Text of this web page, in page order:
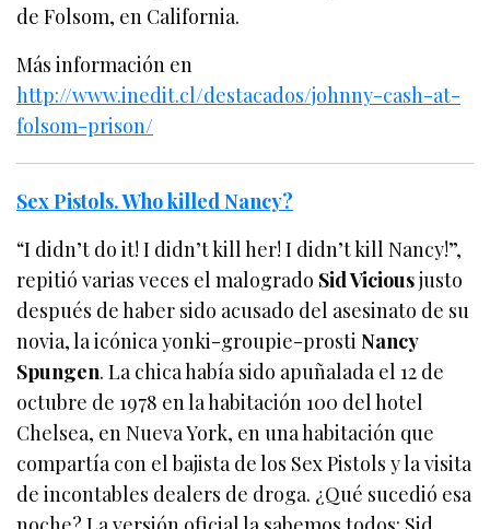
de Folsom, en California.
Más información en
http://www.inedit.cl/destacados/johnny-cash-at-
folsom-prison/
Sex Pistols. Who killed Nancy?
“I didn’t do it! I didn’t kill her! I didn’t kill Nancy!”,
repitió varias veces el malogrado Sid Viciousjusto
después de haber sido acusado del asesinato de su
novia, la icónica yonki-groupie-prostiNancy
Spungen. La chica había sido apuñalada el 12 de
octubre de 1978 en la habitación 100 del hotel
Chelsea, en Nueva York, en una habitación que
compartía con el bajista de los Sex Pistols y la visita
de incontables dealers de droga. ¿Qué sucedió esa